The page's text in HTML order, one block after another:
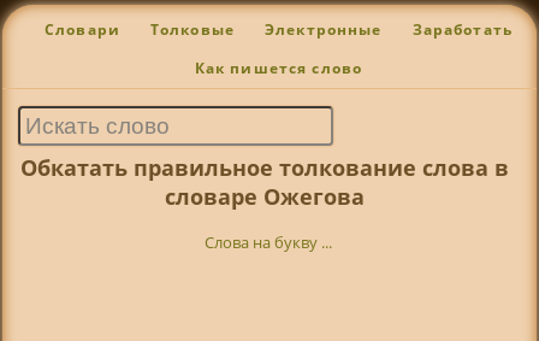
Словари Толковые Электронные Заработать
Как пишется слово
Обкатать правильное толкование слова в
словаре Ожегова
Слова на букву ...